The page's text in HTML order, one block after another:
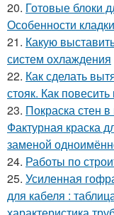
20. Готовые блоки
Особенности кладки
21. Какую
систем охлаждения
22. Как сделать
стояк. Как
23. Покраска стен
Фактурная краска
заменой
24. Работы по
25. Усиленная
для кабеля :